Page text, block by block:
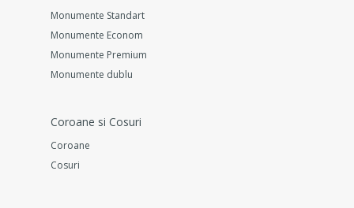
Monumente Standart
Monumente Econom
Monumente Premium
Monumente dublu
Coroane si Cosuri
Coroane
Cosuri